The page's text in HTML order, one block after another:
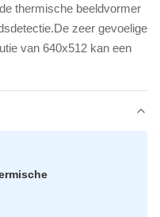
thermische beeldvormer
zeer gevoelige
van 640x512 kan een